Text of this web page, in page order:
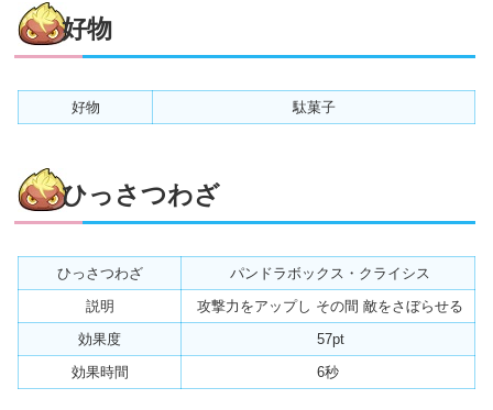
好物
好物 駄菓子
ひっさつわざ
ひっさつわざ
パンドラボックス・クライシス
説明
攻撃力をアップし その間 敵をさぼらせる
効果度
57pt
効果時間
6秒